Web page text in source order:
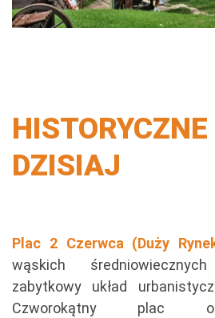
DZISIAJ
Plac 2 Czerwca (Duży
wąskich
zabytkowy układ
Czworokątny plac